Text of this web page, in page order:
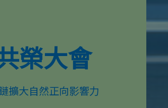
決方案
價值鏈理念
榮大會
擴大自然正向影響力
決方案
價值鏈理念
榮大會
擴大自然正向影響力